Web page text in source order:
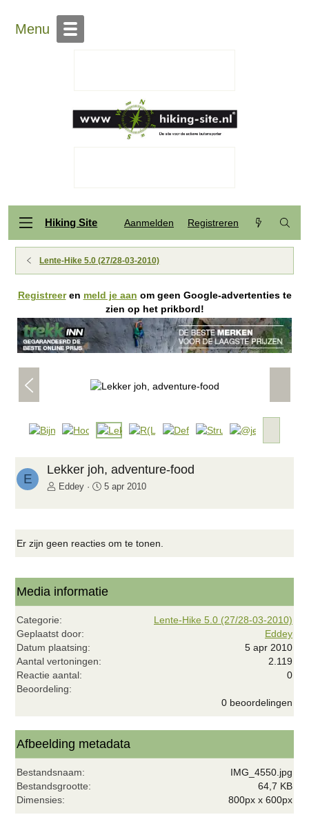
Menu
Hiking Site Aanmelden Registreren
Lente-Hike 5.0 (27/28-03-2010)
Registreeren meld je aan om geen Google-advertenties te
zien op het prikbord!
r
l
g
n
E
Lekker joh, adventure-food
Eddey 5 apr 2010
Er zijn geen reacties om te tonen.
Media informatie
Categorie
Lente-Hike 5.0 (27/28-03-2010)
Geplaatst door
Eddey
Datum plaatsing
5 apr 2010
Aantal vertoningen
2.119
Reactie aantal
0
Beoordeling
s
r
e
0 beoordelingen
Afbeelding metadata
Bestandsnaam
IMG_4550.jpg
Bestandsgrootte
64,7 KB
Dimensies
800px x 600px